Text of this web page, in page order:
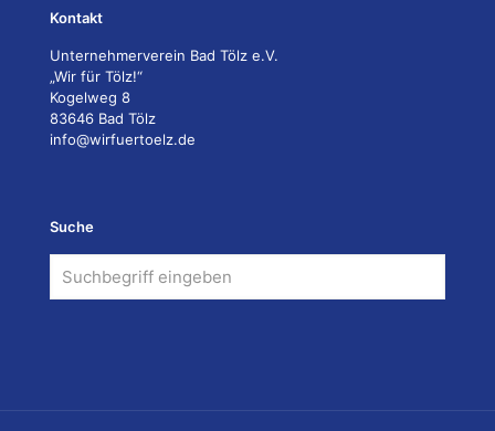
Kontakt
Unternehmerverein Bad Tölz e.V.
„Wir für Tölz!“
Kogelweg 8
83646 Bad Tölz
info@wirfuertoelz.de
Suche